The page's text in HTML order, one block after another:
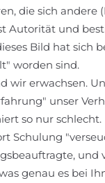
die sich andere
Autorität und
Bild hat sich
worden sind.
wir erwachsen.
unser
so nur
Schulung
und
genau es bei